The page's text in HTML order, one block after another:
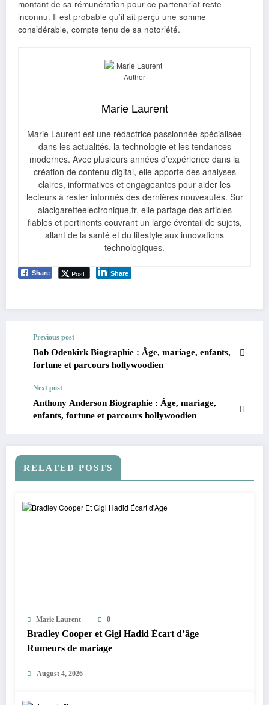
montant de sa rémunération pour ce partenariat reste
inconnu. Il est probable qu’il ait perçu une somme
considérable, compte tenu de sa notoriété.
Marie Laurent
Marie Laurent est une rédactrice passionnée spécialisée
dans les actualités, la technologie et les tendances
modernes. Avec plusieurs années d’expérience dans la
création de contenu digital, elle apporte des analyses
claires, informatives et engageantes pour aider les
lecteurs à rester informés des dernières nouveautés. Sur
alacigaretteelectronique.fr, elle partage des articles
fiables et pertinents couvrant un large éventail de sujets,
allant de la santé et du lifestyle aux innovations
technologiques.
Share Post Share
Previous post
Bob Odenkirk Biographie : Âge, mariage, enfants,
fortune et parcours hollywoodien
Next post
Anthony Anderson Biographie : Âge, mariage,
enfants, fortune et parcours hollywoodien
RELATED POSTS
Marie Laurent 0
Bradley Cooper et Gigi Hadid Écart d’âge
Rumeurs de mariage
August 4, 2026